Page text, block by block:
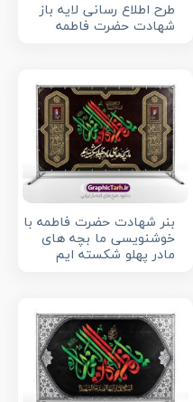
طرح اطلاع رسانی لایه باز
شهادت حضرت فاطمه
بنر شهادت حضرت فاطمه با
خوشنویسی ما بچه های
مادر پهلو شکسته ایم